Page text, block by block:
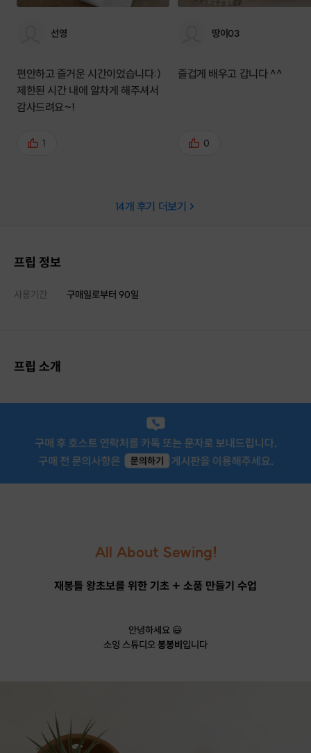
선영
편안하고 즐거운 시간이었습니다:)
제한된 시간 내에 알차게 해주셔서
감사드려요~!
1
땅이03
즐겁게 배우고 갑니다 ^^
0
14개 후기 더보기
프립 정보
사용기간 구매일로부터 90일
프립 소개
All About Sewing!
재봉틀 왕초보를 위한 기초 + 소품 만들기 수업
안녕하세요 😃
소잉 스튜디오봉봉비 입니다